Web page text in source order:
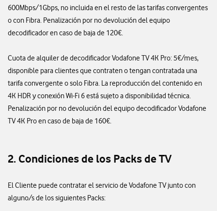
600Mbps/1Gbps, no incluida en el resto de las tarifas convergentes
o con Fibra. Penalización por no devolución del equipo
decodificador en caso de baja de 120€.
Cuota de alquiler de decodificador Vodafone TV 4K Pro: 5€/mes,
disponible para clientes que contraten o tengan contratada una
tarifa convergente o solo Fibra. La reproducción del contenido en
4K HDR y conexión Wi-Fi 6 está sujeto a disponibilidad técnica.
Penalización por no devolución del equipo decodificador Vodafone
TV 4K Pro en caso de baja de 160€.
2. Condiciones de los Packs de TV
El Cliente puede contratar el servicio de Vodafone TV junto con
alguno/s de los siguientes Packs: